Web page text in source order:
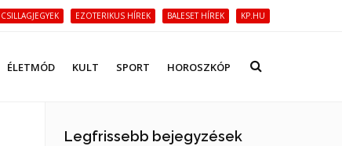
CSILLAGJEGYEK EZOTERIKUS HÍREK BALESET HÍREK KP.HU
ÉLETMÓD KULT SPORT HOROSZKÓP
Legfrissebb bejegyzések